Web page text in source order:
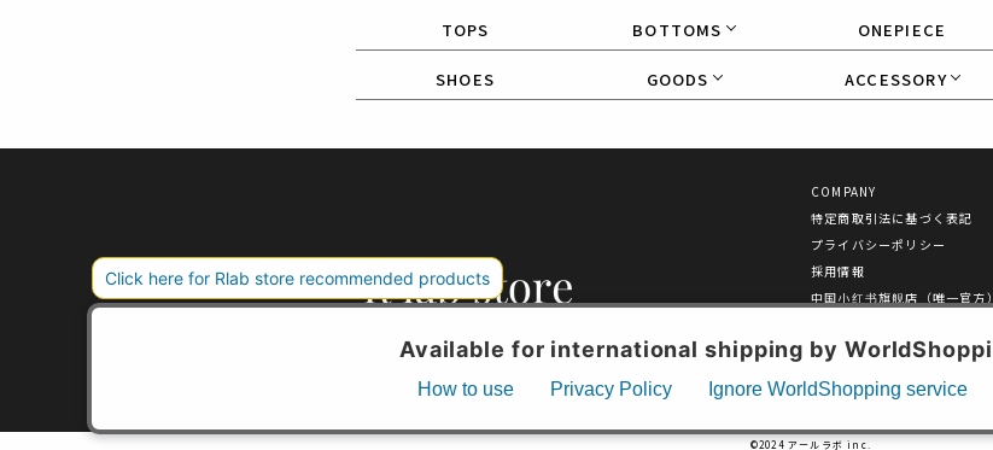
TOPS BOTTOMS ONEPIECE
SHOES GOODS ACCESSORY
COMPANY
特定商取引法に基づく表記
プライバシーポリシー
採用情報
中国小红书旗舰店（唯一官方）
©2024 アールラボ inc.